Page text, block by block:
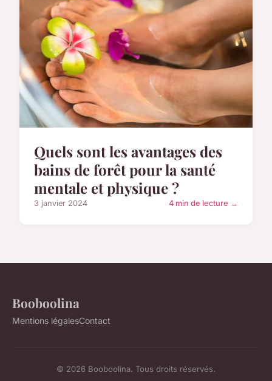
Quels sont les avantages des
bains de forêt pour la santé
mentale et physique ?
3 janvier 2024 4 min de lecture →
Booboolina
Mentions légalesContact
© 2026 Booboolina. Tous droits réservés.